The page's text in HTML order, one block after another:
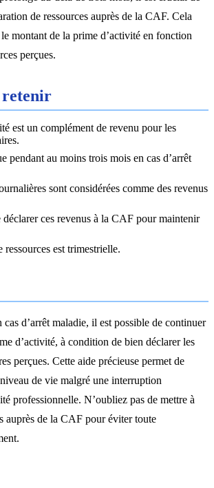
de ressources auprès de la CAF. Cela
montant de la prime d’activité en fonction
perçues.
retenir
est un complément de revenu pour les
pendant au moins trois mois en cas d’arrêt
sont considérées comme des revenus
déclarer ces revenus à la CAF pour maintenir
ressources est trimestrielle.
cas d’arrêt maladie, il est possible de continuer
d’activité, à condition de bien déclarer les
perçues. Cette aide précieuse permet de
de vie malgré une interruption
professionnelle. N’oubliez pas de mettre à
auprès de la CAF pour éviter toute